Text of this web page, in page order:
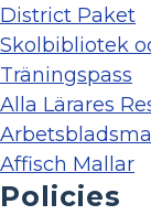
District Paket
Skolbibliotek
Träningspass
Alla Lärares
Affisch Mallar
Policies